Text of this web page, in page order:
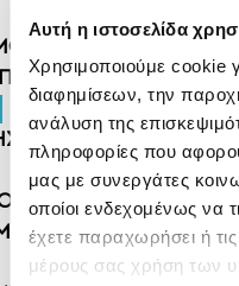
Αυτή η ιστοσελίδα
Χρησιμοποιούμε cookie
διαφημίσεων, την
ανάλυση της
πληροφορίες που
μας με συνεργάτες
οποίοι ενδεχομένως να
έχετε παραχωρήσει ή
μέρους σας χρήση των
σύμπτωμα είναι η
άτομο δυσκολεύεται να
από σύντομο διάστημα
της εμφάνισης των
πρεσβυωπία
απομακρύνοντας από
θέλει να δει καθαρά ή
Mε την πάροδο όμως
μείωση της ικανότητας